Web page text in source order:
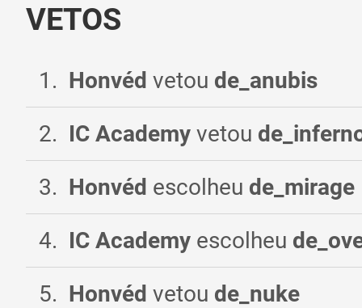
VETOS
1 . Honvéd vetou de_anubis
2. IC Academy vetou
3. Honvéd escolheu de_mirage
4. IC Academy escolheu
5. Honvéd vetou de_nuke